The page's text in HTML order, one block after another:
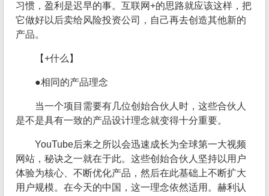
习惯，盈利是迟早的事。互联网+的思路就应该这样，把
它做好以后卖给风险投资公司，自己再去创造其他新的
产品。
【+什么】
●相同的产品理念
当一个项目需要有几位创始合伙人时，这些合伙人
是不是具有一致的产品设计理念就变得十分重要。
YouTube后来之所以会迅速成长为全球第一大视频
网站，秘诀之一就在于此。这些创始合伙人坚持以用户
体验为核心、不断优化产品，然后在此基础上不断扩大
用户规模。在今天的中国，这一理念依然适用。赫利认